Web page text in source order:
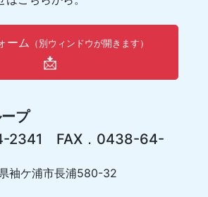
ーム （別ウィンドウが開きます）
📩
プ
2341 FAX．0438-64-
袖ケ浦市長浦580-32